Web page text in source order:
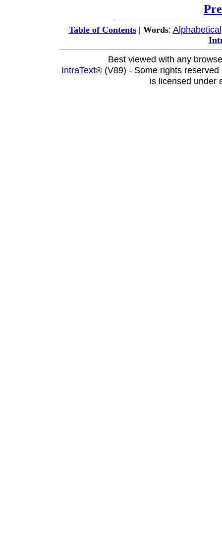
Table of Contents| Words: Alphabetical
Best viewed with any
IntraText® (V89) - Some rights
is licensed under